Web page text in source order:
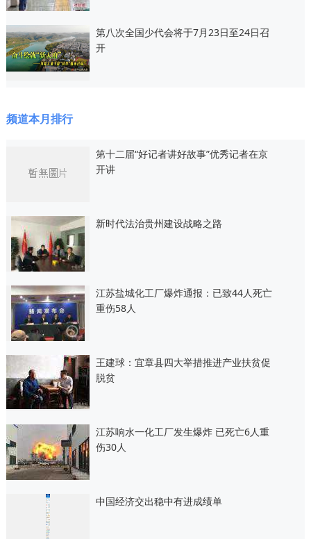
第八次全国少代会将于7月23日至24日召
开
频道本月排行
第十二届“好记者讲好故事”优秀记者在京
开讲
新时代法治贵州建设战略之路
江苏盐城化工厂爆炸通报：已致44人死亡
重伤58人
王建球：宜章县四大举措推进产业扶贫促
脱贫
江苏响水一化工厂发生爆炸 已死亡6人重
伤30人
中国经济交出稳中有进成绩单